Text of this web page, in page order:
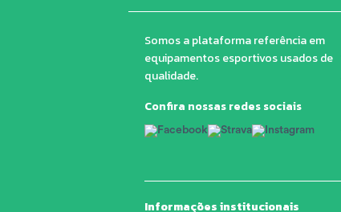
Somos a plataforma referência em
equipamentos esportivos usados de
qualidade.
Confira nossas redes sociais
Informações institucionais